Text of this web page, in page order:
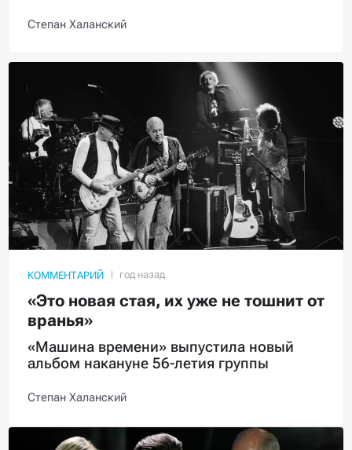
Степан Халанский
КОММЕНТАРИЙ
«Это новая стая, их уже не тошнит от
вранья»
«Машина времени» выпустила новый
альбом накануне 56-летия группы
Степан Халанский